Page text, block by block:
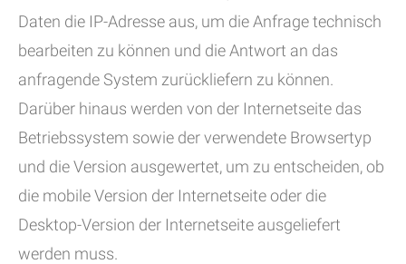
Daten die IP-Adresse aus, um die Anfrage technisch
bearbeiten zu können und die Antwort an das
anfragende System zurückliefern zu können.
Darüber hinaus werden von der Internetseite das
Betriebssystem sowie der verwendete Browsertyp
und die Version ausgewertet, um zu entscheiden, ob
die mobile Version der Internetseite oder die
Desktop-Version der Internetseite ausgeliefert
werden muss.